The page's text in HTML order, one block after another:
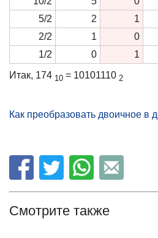
5/2
2 1
2/2
1 0
1/2
0 1
Итак, 174 10 = 10101110 2
Как преобразовать двоичное в
Смотрите также